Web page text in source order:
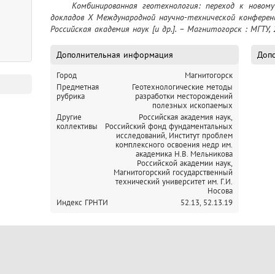
специалистов производственных, научных,
вопросами эксплуатации месторождений полезных
докладов X Международной научно-технической
Российская академия наук [и др.]. – Магнитогорск : МГТУ,
Дополнительная информация
Город
Магнитогорск
Предметная
рубрика
Геотехнологические методы
разработки месторождений
полезных ископаемых
Другие
коллективы
Российская академия наук,
Российский фонд фундаментальных
исследований, Институт проблем
комплексного освоения недр им.
академика Н.В. Мельникова
Российской академии наук,
Магнитогорский государственный
технический университет им. Г.И.
Носова
Индекс ГРНТИ
52.13, 52.13.19